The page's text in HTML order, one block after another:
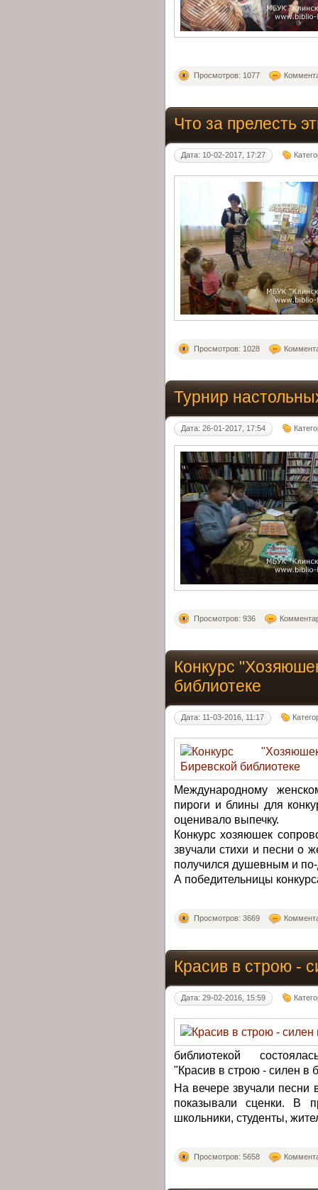
Просмотров: 1077
Что за прелесть
Дата: 10-02-2017, 17:27
Просмотров: 1028
Турнир
Дата: 26-01-2017, 17:54
Просмотров: 936
Конкурс
библиотеке
Дата: 11-03-2016, 11:17
Международному
пироги и блины для
оценивало выпечку.
Конкурс хозяюшек
звучали стихи и песни о
получился душевным и
А победительницы
Просмотров: 3669
Красив в строю -
Дата: 29-02-2016, 15:59
библиотекой
"Красив в строю - силен в
На вечере звучали песни
показывали сценки. В
школьники, студенты,
Просмотров: 5658